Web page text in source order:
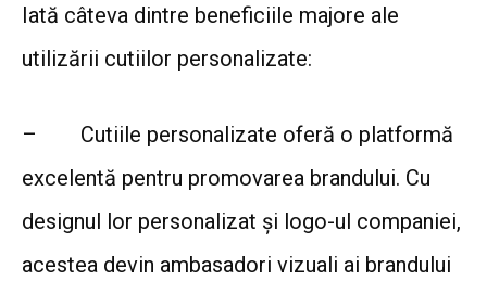
Iată câteva dintre beneficiile majore ale
utilizării cutiilor personalizate:
–
Cutiile personalizate oferă o platformă
excelentă pentru promovarea brandului. Cu
designul lor personalizat și logo-ul companiei,
acestea devin ambasadori vizuali ai brandului